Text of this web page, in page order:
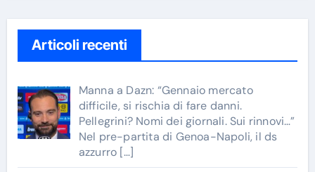
Articoli recenti
Manna a Dazn: “Gennaio mercato
difficile, si rischia di fare danni.
Pellegrini? Nomi dei giornali. Sui rinnovi…”
Nel pre-partita di Genoa-Napoli, il ds
azzurro […]